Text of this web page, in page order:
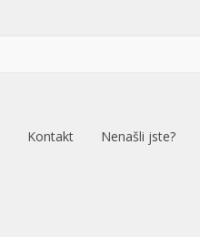
Kontakt Nenašli jste?